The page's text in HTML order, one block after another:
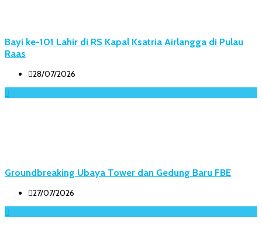
Bayi ke-101 Lahir di RS Kapal Ksatria Airlangga di Pulau
Raas
28/07/2026
Groundbreaking Ubaya Tower dan Gedung Baru FBE
27/07/2026